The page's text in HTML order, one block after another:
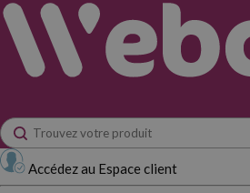
Accédez au Espace client